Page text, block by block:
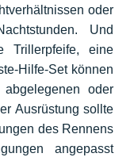
oder
Und
Trillerpfeife, eine
Hilfe-Set können
oder
Ausrüstung sollte
des Rennens
angepasst